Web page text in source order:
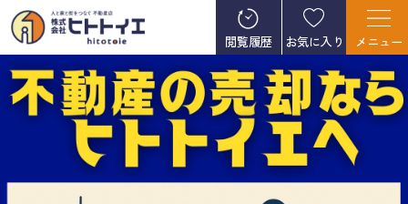
閲覧履歴 お気に入り メニュー